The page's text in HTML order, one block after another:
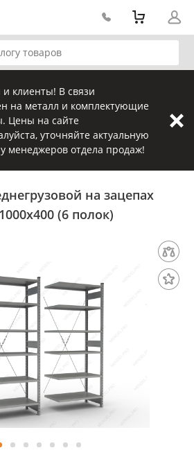
клиенты! В связи
на металл и комплектующие
Цены на сайте
уточняйте актуальную
менеджеров отдела продаж!
на зацепах
(6 полок)